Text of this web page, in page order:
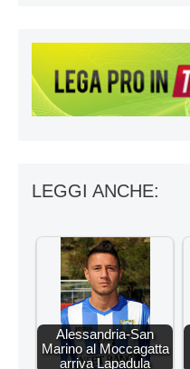
LEGGI ANCHE:
Alessandria-San
Marino al Moccagatta
arriva Lapadula